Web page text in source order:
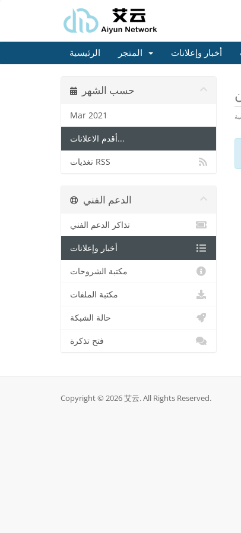
الرئيسية أخبار وإعلانات
حسب الشهر
Mar 2021
أقدم الاعلانات...
تغذيات RSS
الدعم الفني
تذاكر الدعم الفني
أخبار وإعلانات
مكتبة الشروحات
مكتبة الملفات
حالة الشبكة
فتح تذكرة
Copyright © 2026 艾云. All Rights Reserved.